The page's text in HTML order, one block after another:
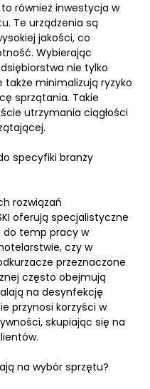
również inwestycja w
Te urządzenia są
jakości, co
Wybierając
nie tylko
minimalizują ryzyko
sprzątania. Takie
utrzymania ciągłości
specyfiki branży
rozwiązań
oferują specjalistyczne
do temp pracy w
czy w
przeznaczone
często obejmują
na desynfekcję
przynosi korzyści w
skupiając się na
na wybór sprzętu?